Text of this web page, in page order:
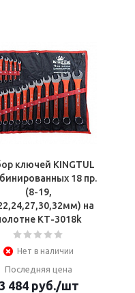
ключей KINGTUL
18 пр.
(8-19,
на
КТ-3018k
Нет в наличии
Последняя цена
3 484руб./шт